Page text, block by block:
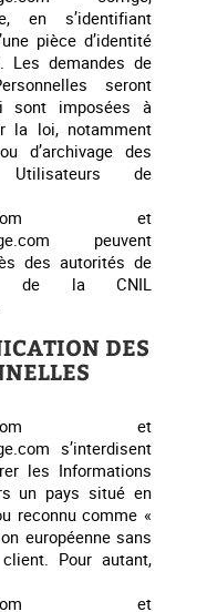
en s’identifiant
pièce d’identité
Les demandes de
seront
sont imposées à
la loi, notamment
d’archivage des
de
et
peuvent
des autorités de
de la CNIL
DES
et
s’interdisent
les Informations
un pays situé en
reconnu comme «
européenne sans
Pour autant,
et